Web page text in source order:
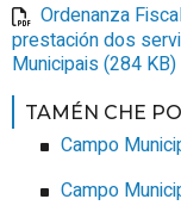
Ordenanza
prestación dos
Municipais (284 KB)
TAMÉN CHE
Campo
Campo